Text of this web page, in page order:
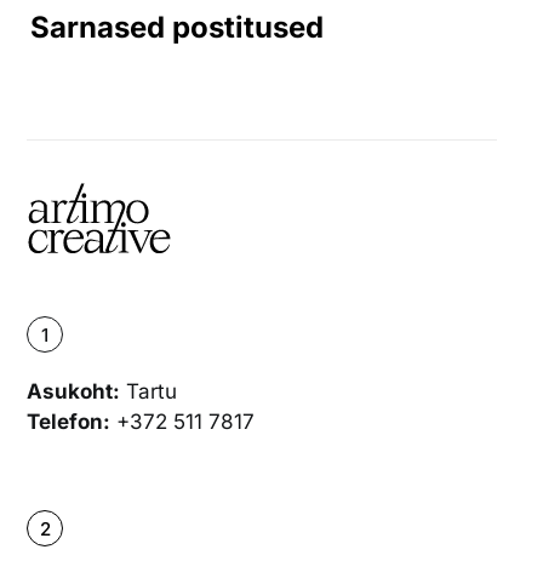
Sarnased postitused
1
Asukoht: Tartu
Telefon: +372 511 7817
2